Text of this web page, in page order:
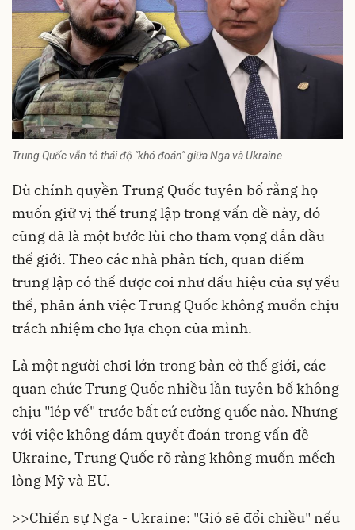
Trung Quốc vẫn tỏ thái độ "khó đoán" giữa Nga và Ukraine
Dù chính quyền Trung Quốc tuyên bố rằng họ
muốn giữ vị thế trung lập trong vấn đề này, đó
cũng đã là một bước lùi cho tham vọng dẫn đầu
thế giới. Theo các nhà phân tích, quan điểm
trung lập có thể được coi như dấu hiệu của sự yếu
thế, phản ánh việc Trung Quốc không muốn chịu
trách nhiệm cho lựa chọn của mình.
Là một người chơi lớn trong bàn cờ thế giới, các
quan chức Trung Quốc nhiều lần tuyên bố không
chịu "lép vế" trước bất cứ cường quốc nào. Nhưng
với việc không dám quyết đoán trong vấn đề
Ukraine, Trung Quốc rõ ràng không muốn mếch
lòng Mỹ và EU.
>>Chiến sự Nga - Ukraine: "Gió sẽ đổi chiều" nếu